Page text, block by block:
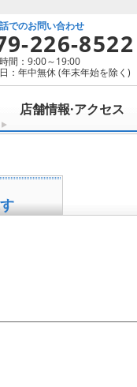
でのお問い合わせ
226-8522
間：9:00～19:00
：年中無休 (年末年始を除く)
店舗情報·アクセス